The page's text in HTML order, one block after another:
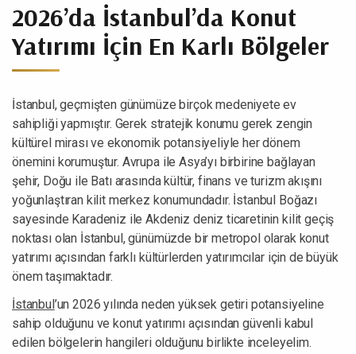
2026’da İstanbul’da Konut
Yatırımı İçin En Karlı Bölgeler
İstanbul, geçmişten günümüze birçok medeniyete ev
sahipliği yapmıştır. Gerek stratejik konumu gerek zengin
kültürel mirası ve ekonomik potansiyeliyle her dönem
önemini korumuştur. Avrupa ile Asya’yı birbirine bağlayan
şehir, Doğu ile Batı arasında kültür, finans ve turizm akışını
yoğunlaştıran kilit merkez konumundadır. İstanbul Boğazı
sayesinde Karadeniz ile Akdeniz deniz ticaretinin kilit geçiş
noktası olan İstanbul, günümüzde bir metropol olarak konut
yatırımı açısından farklı kültürlerden yatırımcılar için de büyük
önem taşımaktadır.
İstanbul’un 2026 yılında neden yüksek getiri potansiyeline
sahip olduğunu ve konut yatırımı açısından güvenli kabul
edilen bölgelerin hangileri olduğunu birlikte inceleyelim.